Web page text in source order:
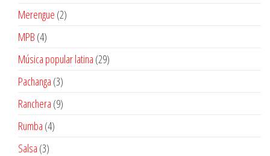
productos
Merengue 22
MPB 44
productos
Música popular latina 2929
Pachanga 33
productos
Ranchera 99
Rumba 44
Salsa 33